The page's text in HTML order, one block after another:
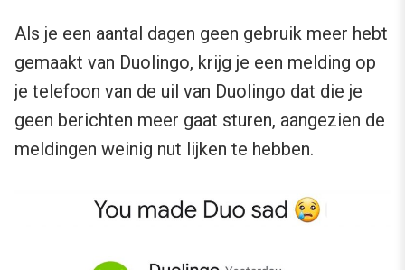
Als je een aantal dagen geen gebruik meer hebt
gemaakt van Duolingo, krijg je een melding op
je telefoon van de uil van Duolingo dat die je
geen berichten meer gaat sturen, aangezien de
meldingen weinig nut lijken te hebben.